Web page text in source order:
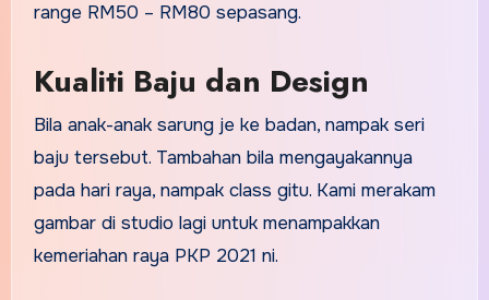
range RM50 – RM80 sepasang.
Kualiti Baju dan Design
Bila anak-anak sarung je ke badan, nampak seri
baju tersebut. Tambahan bila mengayakannya
pada hari raya, nampak class gitu. Kami merakam
gambar di studio lagi untuk menampakkan
kemeriahan raya PKP 2021 ni.